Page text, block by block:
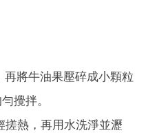
將牛油果壓碎成小顆粒
攪拌。
熱，再用水洗淨並瀝